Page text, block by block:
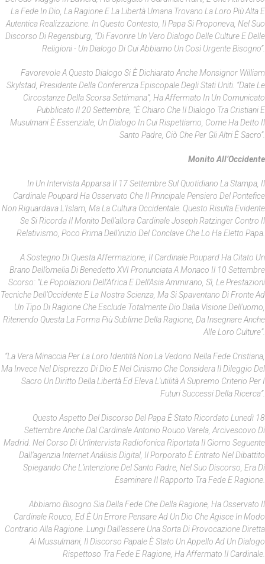
La Fede In Dio, La Ragione E La Libertà Umana Trovano La Loro Più Alta E
Autentica Realizzazione. In Questo Contesto, Il Papa Si Proponeva, Nel Suo
Discorso Di Regensburg, “di Favorire Un Vero Dialogo Delle Culture E Delle
Religioni - Un Dialogo Di Cui Abbiamo Un Così Urgente Bisogno”.
Favorevole A Questo Dialogo Si È Dichiarato Anche Monsignor William
Skylstad, Presidente Della Conferenza Episcopale Degli Stati Uniti. “Date Le
Circostanze Della Scorsa Settimana”, Ha Affermato In Un Comunicato
Pubblicato Il 20 Settembre, “è Chiaro Che Il Dialogo Tra Cristiani E
Musulmani È Essenziale, Un Dialogo In Cui Rispettiamo, Come Ha Detto Il
Santo Padre, Ciò Che Per Gli Altri È Sacro”.
Monito All’Occidente
In Un Intervista Apparsa Il 17 Settembre Sul Quotidiano La Stampa , Il
Cardinale Poupard Ha Osservato Che Il Principale Pensiero Del Pontefice
Non Riguardava L’Islam, Ma La Cultura Occidentale. Questo Risulta Evidente
Se Si Ricorda Il Monito Dell’allora Cardinale Joseph Ratzinger Contro Il
Relativismo, Poco Prima Dell’inizio Del Conclave Che Lo Ha Eletto Papa.
A Sostegno Di Questa Affermazione, Il Cardinale Poupard Ha Citato Un
Brano Dell’omelia Di Benedetto XVI Pronunciata A Monaco Il 10 Settembre
Scorso: “Le Popolazioni Dell'Africa E Dell'Asia Ammirano, Sì, Le Prestazioni
Tecniche Dell’Occidente E La Nostra Scienza, Ma Si Spaventano Di Fronte Ad
Un Tipo Di Ragione Che Esclude Totalmente Dio Dalla Visione Dell'uomo,
Ritenendo Questa La Forma Più Sublime Della Ragione, Da Insegnare Anche
Alle Loro Culture”.
“La Vera Minaccia Per La Loro Identità Non La Vedono Nella Fede Cristiana,
Ma Invece Nel Disprezzo Di Dio E Nel Cinismo Che Considera Il Dileggio Del
Sacro Un Diritto Della Libertà Ed Eleva L'utilità A Supremo Criterio Per I
Futuri Successi Della Ricerca”.
Questo Aspetto Del Discorso Del Papa È Stato Ricordato Lunedì 18
Settembre Anche Dal Cardinale Antonio Rouco Varela, Arcivescovo Di
Madrid. Nel Corso Di Un’intervista Radiofonica Riportata Il Giorno Seguente
Dall’agenzia InternetAnálisis Digital , Il Porporato È Entrato Nel Dibattito
Spiegando Che L’intenzione Del Santo Padre, Nel Suo Discorso, Era Di
Esaminare Il Rapporto Tra Fede E Ragione.
Abbiamo Bisogno Sia Della Fede Che Della Ragione, Ha Osservato Il
Cardinale Rouco, Ed È Un Errore Pensare Ad Un Dio Che Agisce In Modo
Contrario Alla Ragione. Lungi Dall’essere Una Sorta Di Provocazione Diretta
Ai Mussulmani, Il Discorso Papale È Stato Un Appello Ad Un Dialogo
Rispettoso Tra Fede E Ragione, Ha Affermato Il Cardinale.